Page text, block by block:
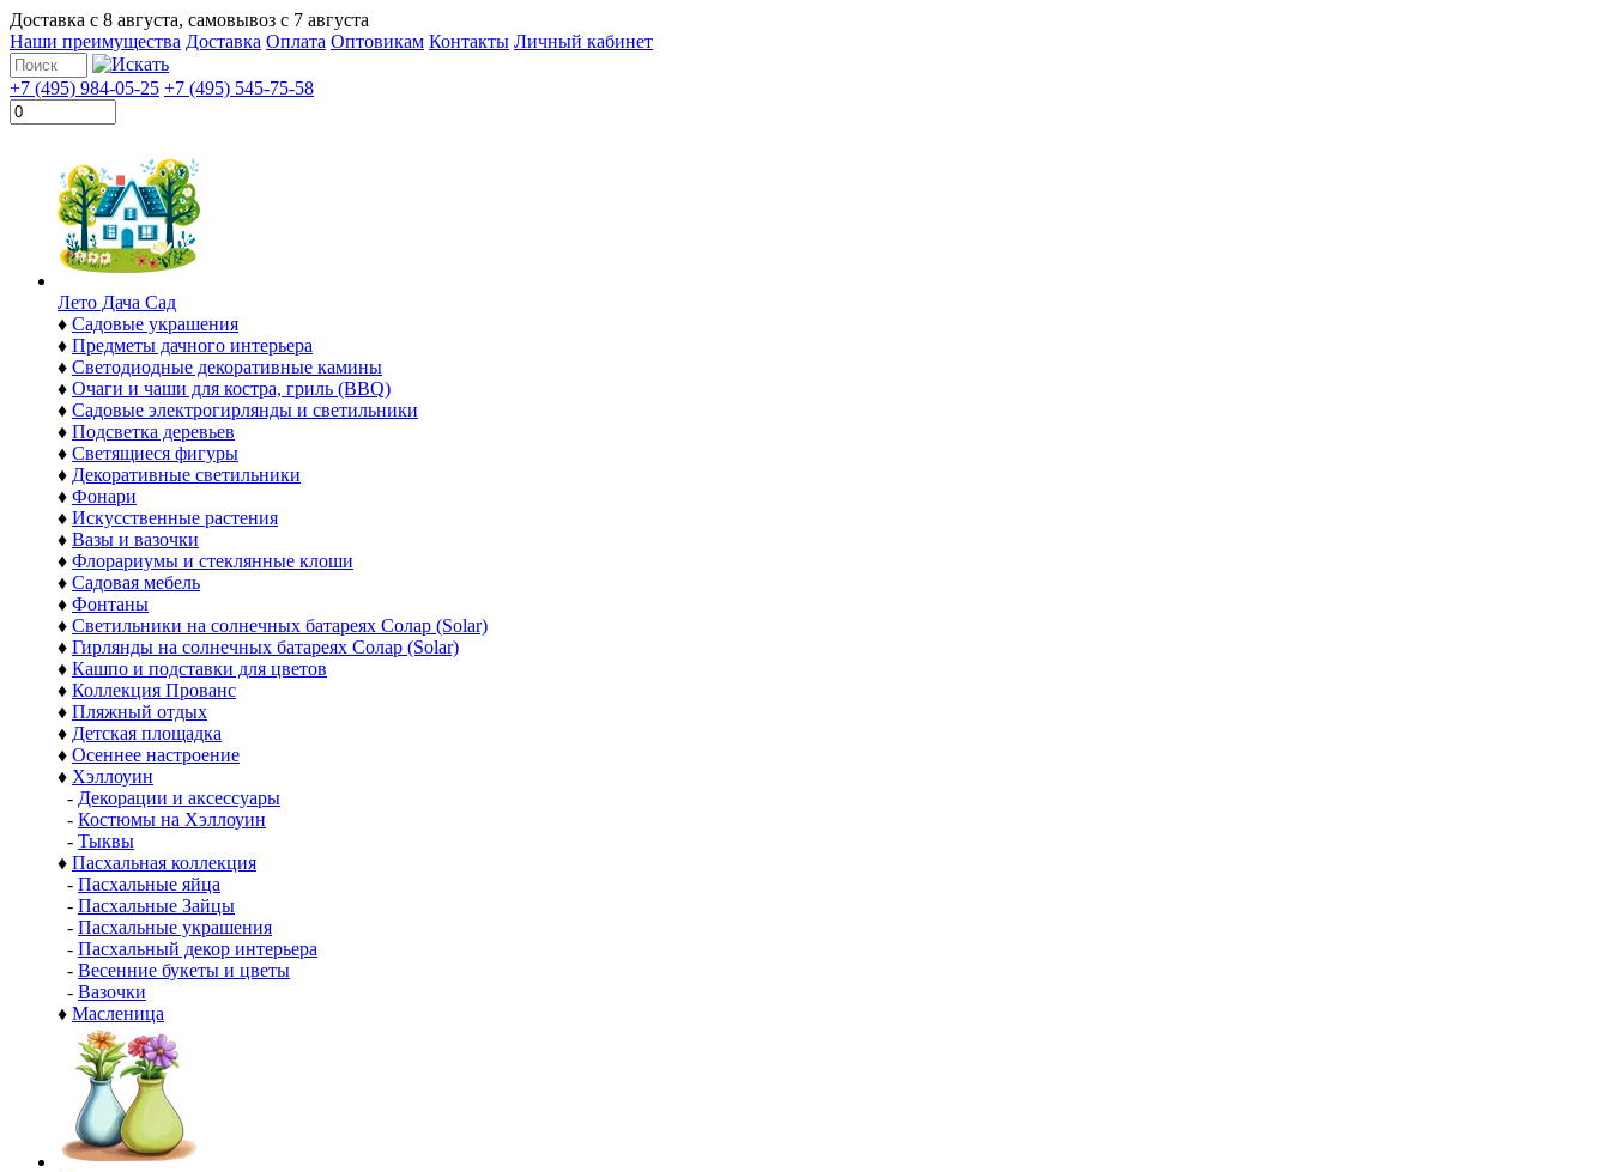
Доставка с 8 августа, самовывоз с 7 августа
Наши преимущества Доставка Оплата Оптовикам Контакты Личный кабинет
+7 (495) 984-05-25 +7 (495) 545-75-58
Лето Дача Сад
♦ Садовые украшения
♦ Предметы дачного интерьера
♦ Светодиодные декоративные камины
♦ Очаги и чаши для костра, гриль (BBQ)
♦ Садовые электрогирлянды и светильники
♦ Подсветка деревьев
♦ Светящиеся фигуры
♦ Декоративные светильники
♦ Фонари
♦ Искусственные растения
♦ Вазы и вазочки
♦ Флорариумы и стеклянные клоши
♦ Садовая мебель
♦ Фонтаны
♦ Светильники на солнечных батареях Солар (Solar)
♦ Гирлянды на солнечных батареях Солар (Solar)
♦ Кашпо и подставки для цветов
♦ Коллекция Прованс
♦ Пляжный отдых
♦ Детская площадка
♦ Осеннее настроение
♦ Хэллоуин
- Декорации и аксессуары
- Костюмы на Хэллоуин
- Тыквы
♦ Пасхальная коллекция
- Пасхальные яйца
- Пасхальные Зайцы
- Пасхальные украшения
- Пасхальный декор интерьера
- Весенние букеты и цветы
- Вазочки
♦ Масленица